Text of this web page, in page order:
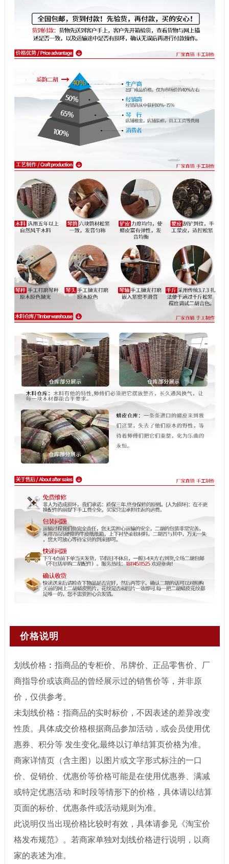
价格说明
划线价格︰指商品的专柜价、吊牌价、正品零售价、厂
商指导价或该商品的曾经展示过的销售价等，并非原
价，仅供参考。
未划线价格︰指商品的实时标价，不因表述的差异改变
性质。具体成交价格根据商品参加活动，或会员使用优
惠券、积分等 发生变化,最终以订单结算页价格为准。
商家详情页（含主图）以图片或文字形式标注的一口
价、促销价、优惠价等价格可能是在使用优惠券、满减
或特定优惠活动 和时段等情形下的价格，具体请以结算
页面的标价、优惠条件或活动规则为准。
此说明仅当出现价格比较时有效，具体请参见《淘宝价
格发布规范》。若商家单独对划线价格进行说明，以商
家的表述为准。